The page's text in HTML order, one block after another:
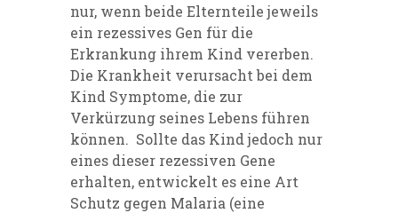
nur, wenn beide Elternteile jeweils
ein rezessives Gen für die
Erkrankung ihrem Kind vererben.
Die Krankheit verursacht bei dem
Kind Symptome, die zur
Verkürzung seines Lebens führen
können. Sollte das Kind jedoch nur
eines dieser rezessiven Gene
erhalten, entwickelt es eine Art
Schutz gegen Malaria (eine